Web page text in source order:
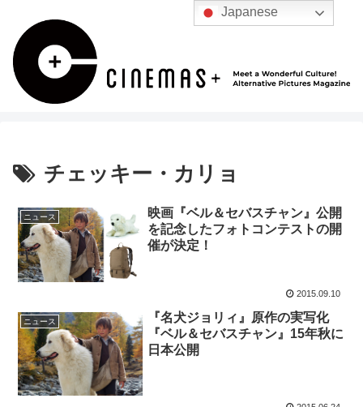
チェッキー・カリョ
ニュース
映画『ベル＆セバスチャン』公開
を記念したフォトコンテストの開
催が決定！
2015.09.10
ニュース
『名犬ジョリィ』原作の実写化
『ベル＆セバスチャン』15年秋に
日本公開
Japanese